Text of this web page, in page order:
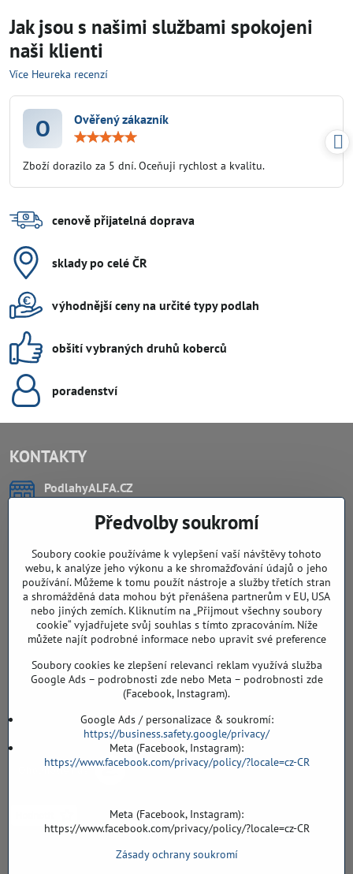
Jak jsou s našimi službami spokojeni
naši klienti
Více Heureka recenzí
O Ověřený zákazník
5
Zboží dorazilo za 5 dní. Oceňuji rychlost a kvalitu.
cenově přijatelná doprava
sklady po celé ČR
výhodnější ceny na určité typy podlah
obšití vybraných druhů koberců
poradenství
KONTAKTY
PodlahyALFA​.CZ
Záříčí, ev.č. 54
768 11 Chropyně
DIČ: CZ8103114129
Sklad, vzorkovna PO TELEFONICKÉ DOMLUVĚ
Záříčí ev. č. 54
768 11 Chropyně
608 855 055
podlahyALFA​@seznam​.cz
Předvolby soukromí
Soubory cookie používáme k vylepšení vaší návštěvy tohoto
webu, k analýze jeho výkonu a ke shromažďování údajů o jeho
používání. Můžeme k tomu použít nástroje a služby třetích stran
a shromážděná data mohou být přenášena partnerům v EU, USA
nebo jiných zemích. Kliknutím na „Přijmout všechny soubory
cookie“ vyjadřujete svůj souhlas s tímto zpracováním. Níže
můžete najít podrobné informace nebo upravit své preference
Soubory cookies ke zlepšení relevanci reklam využívá služba
Google Ads – podrobnosti zde nebo Meta – podrobnosti zde
(Facebook, Instagram).
Google Ads / personalizace & soukromí:
https://business.safety.google/privacy/
Meta (Facebook, Instagram):
https://www.facebook.com/privacy/policy/?locale=cz-CR
Meta (Facebook, Instagram):
https://www.facebook.com/privacy/policy/?locale=cz-CR
Zásady ochrany soukromí